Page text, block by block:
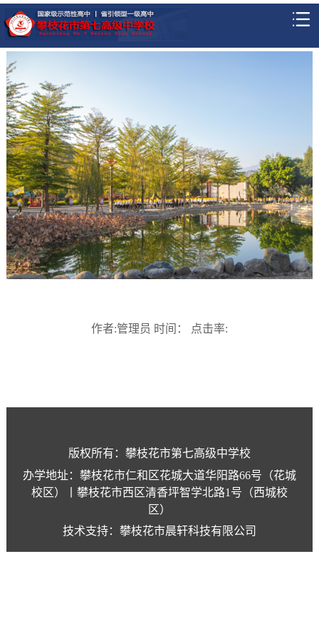
作者:管理员 时间： 点击率:
版权所有：攀枝花市第七高级中学校
办学地址：攀枝花市仁和区花城大道华阳路66号（花城
校区）丨攀枝花市西区清香坪智学北路1号（西城校
区）
技术支持：攀枝花市晨轩科技有限公司